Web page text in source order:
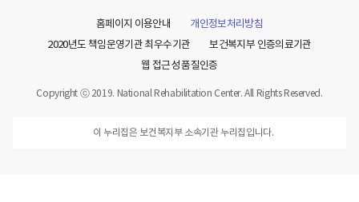
홈페이지 이용안내
개인정보처리방침
2020년도 책임운영기관 최우수기관
보건복지부 인증의료기관
웹 접근성 품질인증
Copyright ⓒ 2019. National Rehabilitation Center. All Rights Reserved.
이 누리집은 보건복지부 소속기관 누리집입니다.